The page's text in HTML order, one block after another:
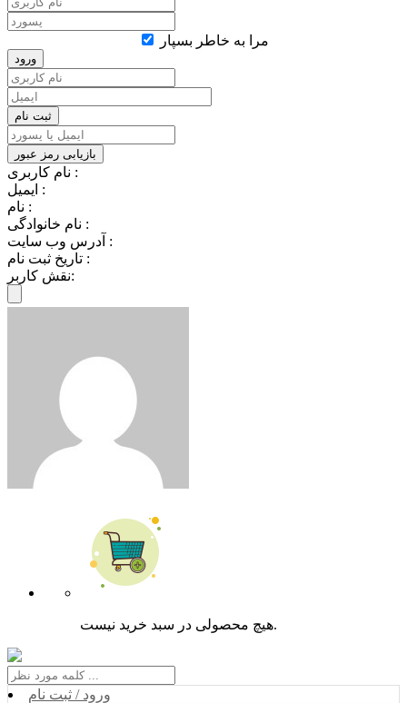
مرا به خاطر بسپار
نام کاربری :
ایمیل :
نام :
نام خانوادگی :
آدرس وب سایت :
تاریخ ثبت نام :
نقش کاربر:
هیچ محصولی در سبد خرید نیست.
ورود / ثبت نام